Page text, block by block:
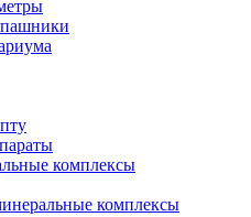
комплексы
комплексы